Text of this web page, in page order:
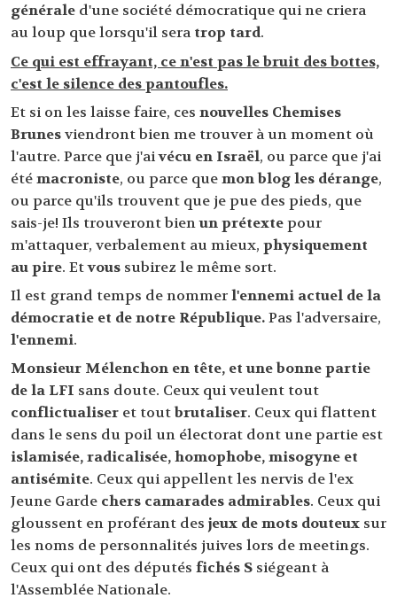
générale d'une société démocratique qui ne criera
au loup que lorsqu'il sera trop tard.
Ce qui est effrayant, ce n'est pas le bruit des bottes,
c'est le silence des pantoufles.
Et si on les laisse faire, ces nouvelles Chemises
Brunesviendront bien me trouver à un moment où
l'autre. Parce que j'aivécu en Israël, ou parce que j'ai
étémacroniste, ou parce quemon blog les dérange,
ou parce qu'ils trouvent que je pue des pieds, que
sais-je! Ils trouveront bienun prétextepour
m'attaquer, verbalement au mieux, physiquement
au pire. Etvous subirez le même sort.
Il est grand temps de nommerl'ennemi actuel de la
démocratie et de notre République.Pas l'adversaire,
l'ennemi.
Monsieur Mélenchon en tête, et une bonne partie
de la LFI sans doute. Ceux qui veulent tout
conflictualiser et toutbrutaliser. Ceux qui flattent
dans le sens du poil un électorat dont une partie est
islamisée, radicalisée, homophobe, misogyne et
antisémite. Ceux qui appellent les nervis de l'ex
Jeune Garde chers camarades admirables. Ceux qui
gloussent en proférant des jeux de mots douteux sur
les noms de personnalités juives lors de meetings.
Ceux qui ont des députés fichés S siégeant à
l'Assemblée Nationale.